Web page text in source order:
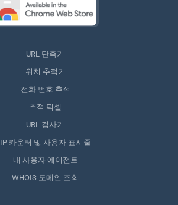
URL 단축기
위치 추적기
전화 번호 추적
추적 픽셀
URL 검사기
IP 카운터 및 사용자 표시줄
내 사용자 에이전트
WHOIS 도메인 조회